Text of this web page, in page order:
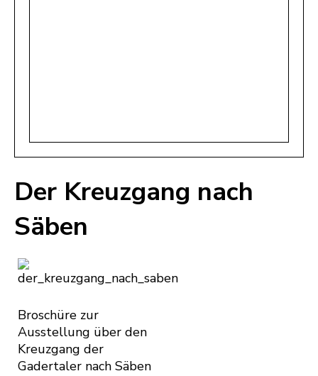
Der Kreuzgang nach
Säben
Broschüre zur
Ausstellung über den
Kreuzgang der
Gadertaler nach Säben